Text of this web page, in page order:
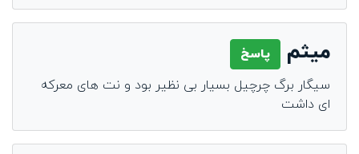
میثم
پاسخ
سیگار برگ چرچیل بسیار بی نظیر بود و نت های معرکه
ای داشت